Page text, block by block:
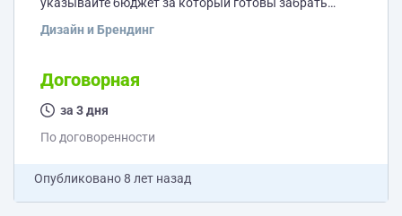
Дизайн и Брендинг
Договорная
за 3 дня
По договоренности
Опубликовано8 лет назад